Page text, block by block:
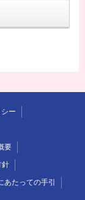
ー
要
針
たっての手引